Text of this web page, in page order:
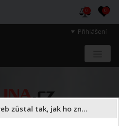
Přihlášení
0 0
Nastavení cookies: Aby web zůstal tak, jak ho znáte